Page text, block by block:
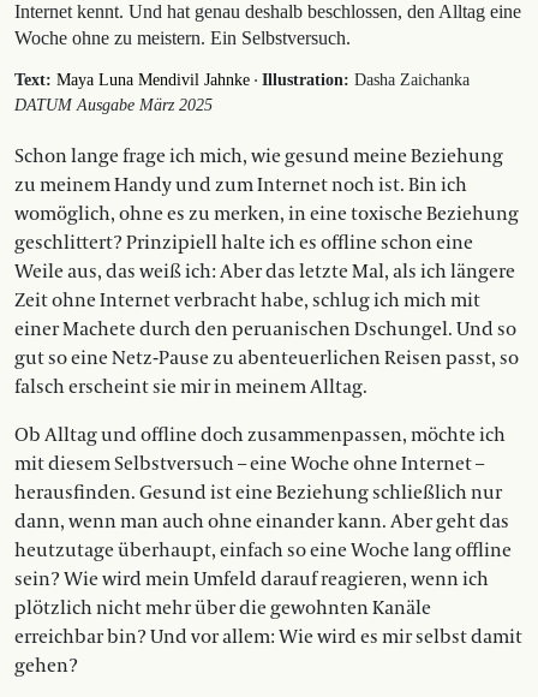
Internet kennt. Und hat genau deshalb beschlossen, den Alltag eine
Woche ohne zu meistern. Ein Selbstversuch.
Text: Maya Luna Mendivil Jahnke · Illustration: Dasha Zaichanka
DATUM Ausgabe März 2025
Schon lange frage ich mich, wie gesund meine Beziehung
zu meinem Handy und zum Internet noch ist. Bin ich
womöglich, ohne es zu merken, in eine toxische Beziehung
geschlittert? Prinzipiell halte ich es offline schon eine
Weile aus, das weiß ich: Aber das letzte Mal, als ich längere
Zeit ohne Internet verbracht habe, schlug ich mich mit
einer Machete durch den peruanischen Dschungel. Und so
gut so eine Netz-Pause zu abenteuerlichen Reisen passt, so
falsch erscheint sie mir in meinem Alltag.
Ob Alltag und offline doch zusammenpassen, möchte ich
mit diesem Selbstversuch – eine Woche ohne Internet –
herausfinden. Gesund ist eine Beziehung schließlich nur
dann, wenn man auch ohne einander kann. Aber geht das
heutzutage überhaupt, einfach so eine Woche lang offline
sein? Wie wird mein Umfeld darauf reagieren, wenn ich
plötzlich nicht mehr über die gewohnten Kanäle
erreichbar bin? Und vor allem: Wie wird es mir selbst damit
gehen?